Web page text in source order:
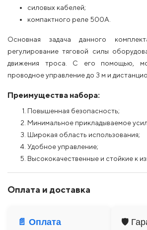
силовых кабелей;
компактного реле 500А.
Основная задача данного
регулирование тяговой силы
движения троса. С его помощью,
проводное управление до 3 м и
Преимущества набора:
Повышенная безопасность;
Минимальное прикладываемое
Широкая область использования;
Удобное управление;
Высококачественные и стойкие к
Оплата и доставка
📄 Оплата 🛡️